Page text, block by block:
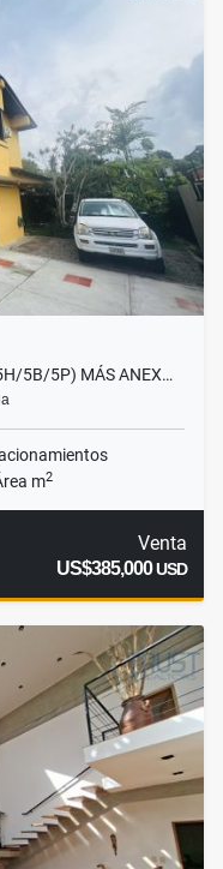
5B/5P) MÁS ANEX…
m2
Venta
US$385,000USD